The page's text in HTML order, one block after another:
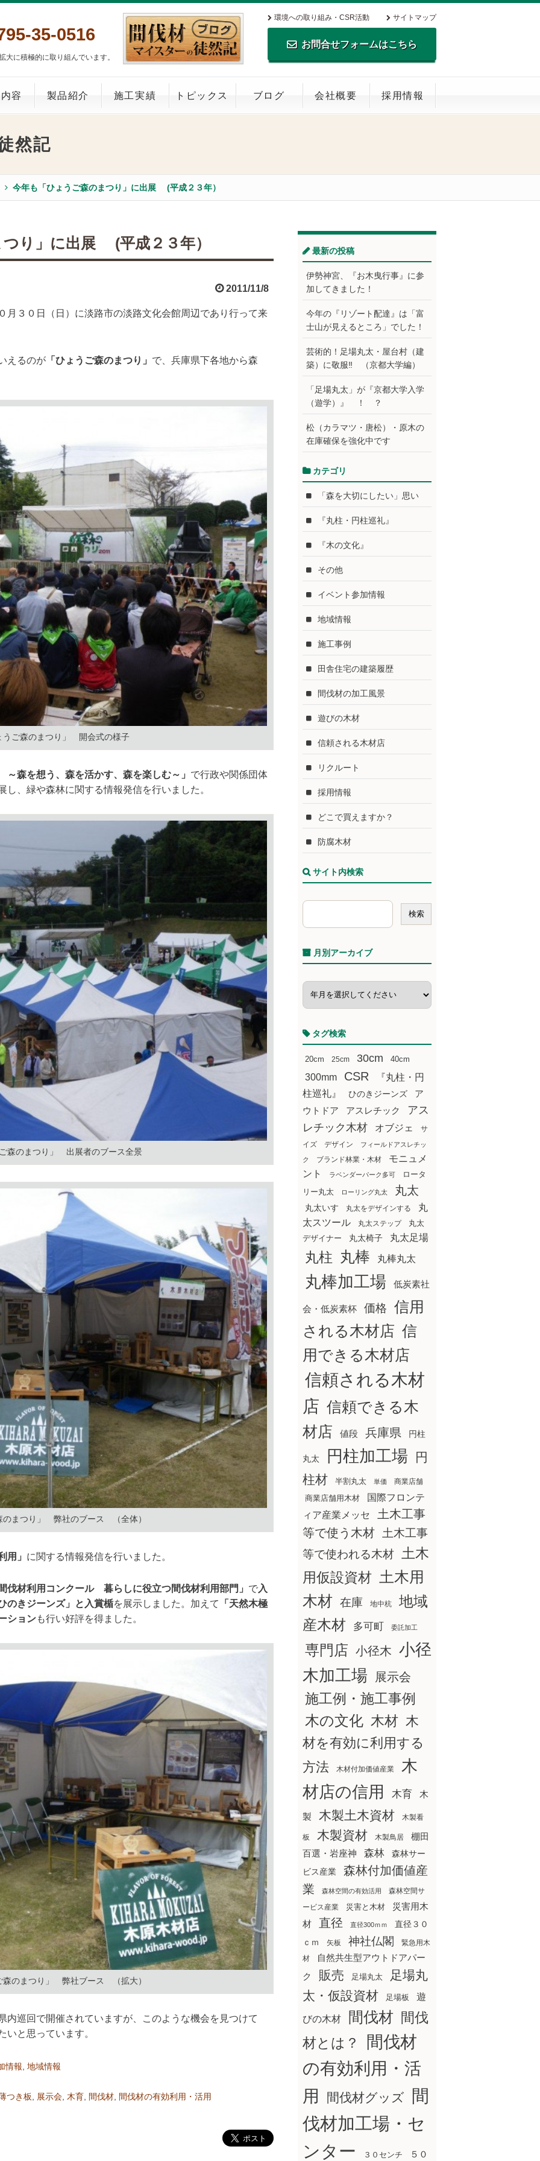
に積極的に取り組んでいます。
35-0516
環境への取り組み・CSR活動 サイトマップ
お問合せフォームはこちら
TEL.0795-35-0516 FAX.0795-35-
0269
容 製品紹介 施工実績 トピックス ブログ 会社概要 採用情報
然記
今年も「ひょうご森のまつり」に出展 (平成２３年）
り」に出展 (平成２３年）
2011/11/8
月３０日（日）に淡路市の淡路文化会館周辺であり行って来
えるのが 「ひょうご森のまつり」 で、兵庫県下各地から森
うご森のまつり」 開会式の様子
森を想う、森を活かす、森を楽しむ～」 で行政や関係団体
し、緑や森林に関する情報発信を行いました。
森のまつり」 出展者のブース全景
のまつり」 弊社のブース （全体）
用」 に関する情報発信を行いました。
伐材利用コンクール 暮らしに役立つ間伐材利用部門」 で入
のきジーンズ」と入賞楯を展示しました。加えて
「天然木極
ションも行い好評を得ました。
森のまつり」 弊社ブース （拡大）
内巡回で開催されていますが、このような機会を見つけて
いと思っています。
情報 地域情報
つき板 展示会 木育 間伐材 間伐材の有効利用・活用
最新の投稿
伊勢神宮、『お木曳行事』に参
加してきました！
今年の『リゾート配達』は「富
士山が見えるところ」でした！
芸術的！足場丸太・屋台村（建
築）に敬服‼ （京都大学編）
「足場丸太」が『京都大学入学
（遊学）』 ！ ？
松（カラマツ・唐松）・原木の
在庫確保を強化中です
カテゴリ
「森を大切にしたい」思い
『丸柱・円柱巡礼』
『木の文化』
その他
イベント参加情報
地域情報
施工事例
田舎住宅の建築履歴
間伐材の加工風景
遊びの木材
信頼される木材店
リクルート
採用情報
どこで買えますか？
防腐木材
サイト内検索
月別アーカイブ
タグ検索
20cm 25cm 30cm 40cm
300mm CSR
『丸柱・円
柱巡礼』
ひのきジーンズ
ア
ウトドア
アスレチック
アス
レチック木材
オブジェ
サ
イズ
デザイン フィールドアスレチッ
ク ブランド林業・木材
モニュメ
ント
ラベンダーパーク多可
ロータ
リー丸太
ローリング丸太 丸太
丸太いす 丸太をデザインする
丸
太スツール
丸太ステップ
丸太
デザイナー
丸太椅子 丸太足場
丸柱 丸棒 丸棒丸太
丸棒加工場 低炭素社
会・低炭素杯 価格
信用
される木材店 信
用できる木材店
信頼される木材
店 信頼できる木
材店
値段 兵庫県 円柱
丸太 円柱加工場
円
柱材
半割丸太 単価 商業店舗
商業店舗用木材
国際フロンテ
ィア産業メッセ
土木工事
等で使う木材
土木工事
等で使われる木材
土木
用仮設資材 土木用
木材 在庫 地中杭
地域
産木材
多可町 委託加工
専門店 小径木 小径
木加工場
展示会
施工例・施工事例
木の文化 木材 木
材を有効に利用する
方法
木材付加価値産業
木
材店の信用
木育 木
製 木製土木資材 木製看
板 木製資材 木製鳥居
棚田
百選・岩座神
森林
森林サー
ビス産業
森林付加価値産
業
森林空間の有効活用
森林空間サ
ービス産業
災害と木材
災害用木
材
直径 直径300ｍｍ
直径３０
ｃｍ
矢板 神社仏閣
緊急用木
材
自然共生型アウトドアパー
ク
販売 足場丸太
足場丸
太・仮設資材
足場板 遊
びの木材 間伐材 間伐
材とは？
間伐材
の有効利用・活
用
間伐材グッズ
間
伐材加工場・セ
ンター
３０センチ ５０